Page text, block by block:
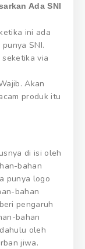
Ada SNI
ini ada
SNI.
via
Akan
produk itu
di isi oleh
bahan
punya logo
bahan
pengaruh
bahan
oleh
jiwa.